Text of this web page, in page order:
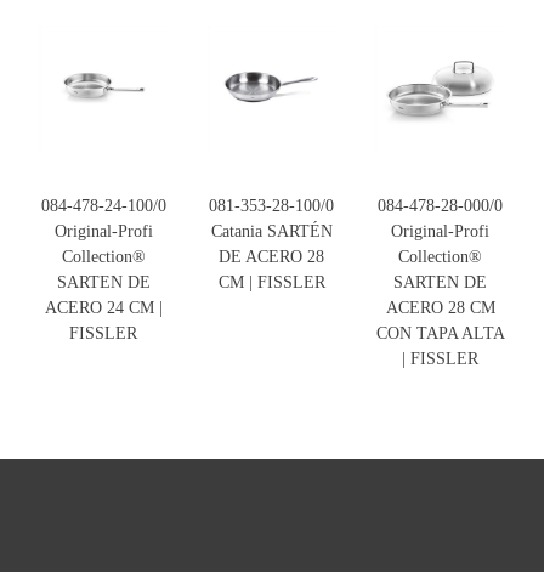
084-478-24-100/0
Original-Profi
Collection®
SARTEN DE
ACERO 24 CM |
FISSLER
081-353-28-100/0
Catania SARTÉN
DE ACERO 28
CM | FISSLER
084-478-28-000/0
Original-Profi
Collection®
SARTEN DE
ACERO 28 CM
CON TAPA ALTA
| FISSLER